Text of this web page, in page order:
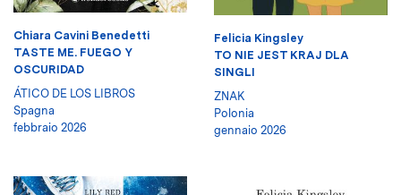
Chiara Cavini Benedetti
TASTE ME. FUEGO Y
OSCURIDAD
ÁTICO DE LOS LIBROS
Spagna
febbraio 2026
Felicia Kingsley
TO NIE JEST KRAJ DLA
SINGLI
ZNAK
Polonia
gennaio 2026